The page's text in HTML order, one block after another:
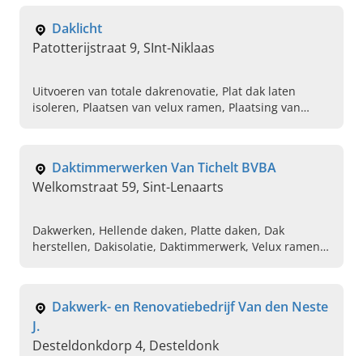
Daklicht
Patotterijstraat 9, SInt-Niklaas
Uitvoeren van totale dakrenovatie, Plat dak laten
isoleren, Plaatsen van velux ramen, Plaatsing van
Daktimmerwerken Van Tichelt BVBA
Welkomstraat 59, Sint-Lenaarts
Dakwerken, Hellende daken, Platte daken, Dak
herstellen, Dakisolatie, Daktimmerwerk, Velux ramen,
Dakwerk- en Renovatiebedrijf Van den Neste
J.
Desteldonkdorp 4, Desteldonk